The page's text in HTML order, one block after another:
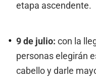
etapa ascendente.
9 de julio: con la
personas elegirán
cabello y darle